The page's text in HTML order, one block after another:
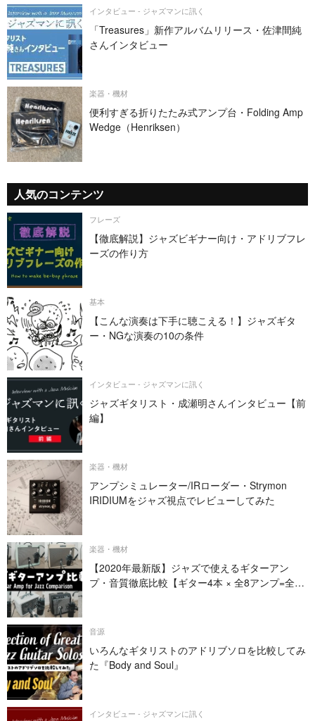
インタビュー - ジャズマンに訊く
「Treasures」新作アルバムリリース・佐津間純
さんインタビュー
楽器・機材
便利すぎる折りたたみ式アンプ台・Folding Amp
Wedge（Henriksen）
人気のコンテンツ
フレーズ
【徹底解説】ジャズビギナー向け・アドリブフレ
ーズの作り方
基本
【こんな演奏は下手に聴こえる！】ジャズギタ
ー・NGな演奏の10の条件
インタビュー - ジャズマンに訊く
ジャズギタリスト・成瀬明さんインタビュー【前
編】
楽器・機材
アンプシミュレーター/IRローダー・Strymon
IRIDIUMをジャズ視点でレビューしてみた
楽器・機材
【2020年最新版】ジャズで使えるギターアン
プ・音質徹底比較【ギター4本 × 全8アンプ=全32
音源
いろんなギタリストのアドリブソロを比較してみ
た『Body and Soul』
インタビュー - ジャズマンに訊く